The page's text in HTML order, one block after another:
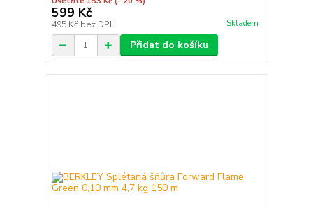
599 Kč
495 Kč bez DPH Skladem
Přidat do košíku